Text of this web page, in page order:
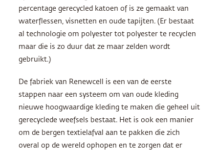
percentage gerecycled katoen of is ze gemaakt van
waterflessen, visnetten en oude tapijten. (Er bestaat
al technologie om polyester tot polyester te recyclen
maar die is zo duur dat ze maar zelden wordt
gebruikt.)
De fabriek van Renewcell is een van de eerste
stappen naar een systeem om van oude kleding
nieuwe hoogwaardige kleding te maken die geheel uit
gerecyclede weefsels bestaat. Het is ook een manier
om de bergen textielafval aan te pakken die zich
overal op de wereld ophopen en te zorgen dat er